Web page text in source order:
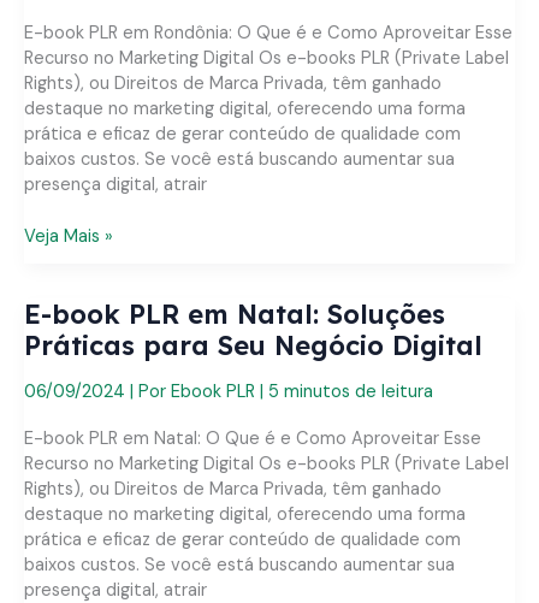
para
Seu
Negócio
Digital
E-book PLR em Rondônia: O Que é e Como Aproveitar Esse
Recurso no Marketing Digital Os e-books PLR (Private Label
Rights), ou Direitos de Marca Privada, têm ganhado
destaque no marketing digital, oferecendo uma forma
prática e eficaz de gerar conteúdo de qualidade com
baixos custos. Se você está buscando aumentar sua
presença digital, atrair
E-
em
Rondônia:
Soluções
Práticas
Seu
Negócio
Digital
Veja Mais »
E-book PLR em Natal: Soluções
Práticas para Seu Negócio Digital
06/09/2024 | Por Ebook PLR 5 minutos de leitura
E-book PLR em Natal: O Que é e Como Aproveitar Esse
Recurso no Marketing Digital Os e-books PLR (Private Label
Rights), ou Direitos de Marca Privada, têm ganhado
destaque no marketing digital, oferecendo uma forma
prática e eficaz de gerar conteúdo de qualidade com
baixos custos. Se você está buscando aumentar sua
presença digital, atrair